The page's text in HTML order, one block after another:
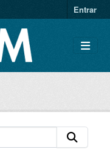
Entrar